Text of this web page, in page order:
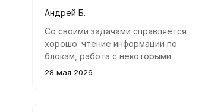
Андрей Б.
Со своими задачами справляется
хорошо: чтение информации по
блокам, работа с некоторыми
настройками и кодировками
28 мая 2026